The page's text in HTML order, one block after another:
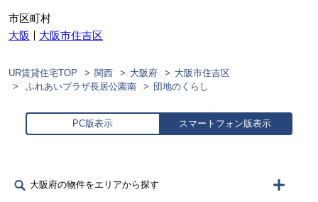
市区町村
大阪
大阪市住吉区
UR賃貸住宅TOP 関西 大阪府
大阪市住吉区
ふれあいプラザ長居公園南
団地のくらし
PC版表示 スマートフォン版表示
大阪府の物件をエリアから探す